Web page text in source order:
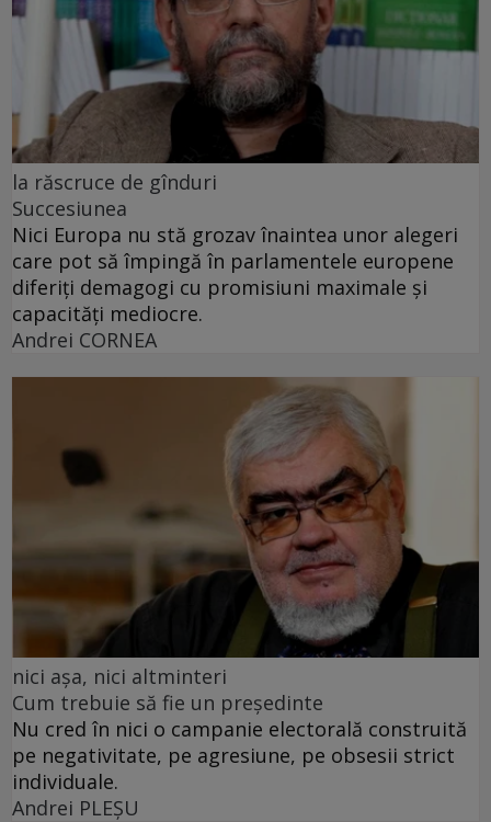
la răscruce de gînduri
Succesiunea
Nici Europa nu stă grozav înaintea unor alegeri
care pot să împingă în parlamentele europene
diferiți demagogi cu promisiuni maximale și
capacități mediocre.
Andrei CORNEA
nici așa, nici altminteri
Cum trebuie să fie un președinte
Nu cred în nici o campanie electorală construită
pe negativitate, pe agresiune, pe obsesii strict
individuale.
Andrei PLEŞU